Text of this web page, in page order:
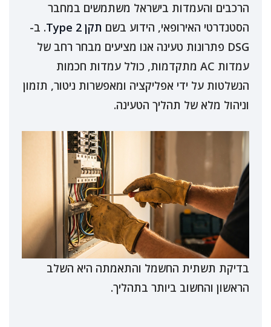
הרכבים והעמדות בישראל משתמשים במחבר
הסטנדרטי האירופאי, הידוע בשם תקן Type 2
. ב-
DSG פתרונות טעינה אנו מציעים מבחר רחב של
עמדות AC מתקדמות, כולל עמדות חכמות
הנשלטות על ידי אפליקציה ומאפשרות ניטור, תזמון
וניהול מלא של תהליך הטעינה.
בדיקת תשתית החשמל והתאמתה היא השלב
הראשון והחשוב ביותר בתהליך.